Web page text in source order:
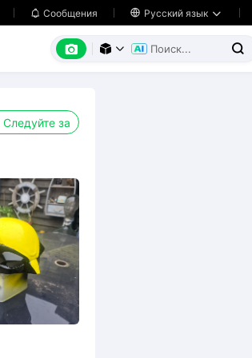
 Сообщения  Русский язык 
   
Следуйте за